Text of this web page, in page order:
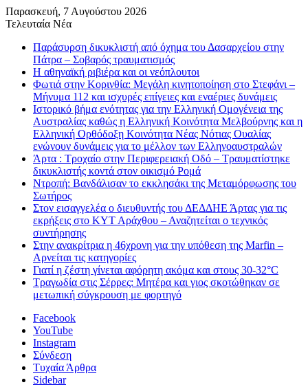
Παρασκευή, 7 Αυγούστου 2026
Τελευταία Νέα
Παράσυρση δικυκλιστή από όχημα του Δασαρχείου στην
Πάτρα – Σοβαρός τραυματισμός
Η αθηναϊκή ριβιέρα και οι νεόπλουτοι
Φωτιά στην Κορινθία: Μεγάλη κινητοποίηση στο Στεφάνι –
Μήνυμα 112 και ισχυρές επίγειες και εναέριες δυνάμεις
Ιστορικό βήμα ενότητας για την Ελληνική Ομογένεια της
Αυστραλίας καθώς η Ελληνική Κοινότητα Μελβούρνης και η
Ελληνική Ορθόδοξη Κοινότητα Νέας Νότιας Ουαλίας
ενώνουν δυνάμεις για το μέλλον των Ελληνοαυστραλών
Άρτα : Τροχαίο στην Περιφερειακή Οδό – Τραυματίστηκε
δικυκλιστής κοντά στον οικισμό Ρομά
Ντροπή: Βανδάλισαν το εκκλησάκι της Μεταμόρφωσης του
Σωτήρος
Στον εισαγγελέα ο διευθυντής του ΔΕΔΔΗΕ Άρτας για τις
εκρήξεις στο ΚΥΤ Αράχθου – Αναζητείται ο τεχνικός
συντήρησης
Στην ανακρίτρια η 46χρονη για την υπόθεση της Marfin –
Αρνείται τις κατηγορίες
Γιατί η ζέστη γίνεται αφόρητη ακόμα και στους 30-32°C
Τραγωδία στις Σέρρες: Μητέρα και γιος σκοτώθηκαν σε
μετωπική σύγκρουση με φορτηγό
Facebook
YouTube
Instagram
Σύνδεση
Τυχαία Άρθρα
Sidebar